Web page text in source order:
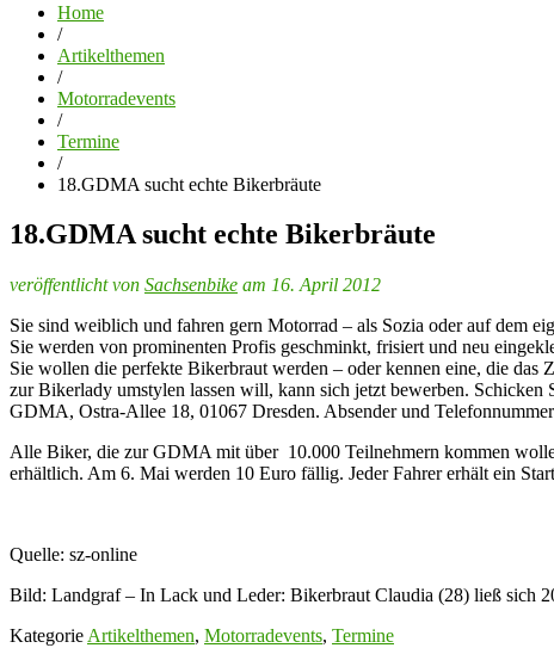
Home
/
Artikelthemen
/
Motorradevents
/
Termine
/
18.GDMA sucht echte Bikerbräute
18.GDMA sucht echte Bikerbräute
veröffentlicht von Sachsenbike am 16. April 2012
Sie sind weiblich und fahren gern Motorrad – als Sozia oder auf dem
Sie werden von prominenten Profis geschminkt, frisiert und neu
Sie wollen die perfekte Bikerbraut werden – oder kennen eine, die
zur Bikerlady umstylen lassen will, kann sich jetzt bewerben.
GDMA, Ostra-Allee 18, 01067 Dresden. Absender und
Alle Biker, die zur GDMA mit über 10.000 Teilnehmern kommen
erhältlich. Am 6. Mai werden 10 Euro fällig. Jeder Fahrer erhält ein
Quelle: sz-online
Bild: Landgraf – In Lack und Leder: Bikerbraut Claudia (28) ließ sich
Kategorie Artikelthemen, Motorradevents, Termine